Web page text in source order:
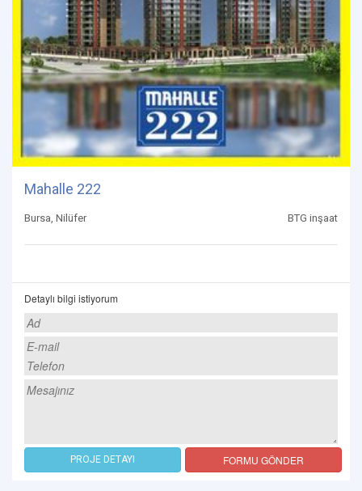
Mahalle 222
Bursa, Nilüfer BTG inşaat
Detaylı bilgi istiyorum
PROJE DETAYI FORMU GÖNDER